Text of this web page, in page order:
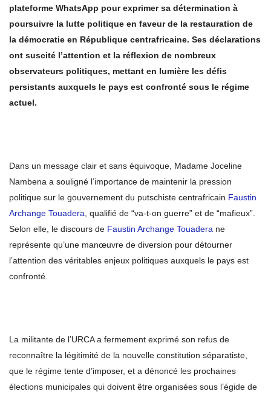
plateforme WhatsApp pour exprimer sa détermination à
poursuivre la lutte politique en faveur de la restauration de
la démocratie en République centrafricaine. Ses déclarations
ont suscité l’attention et la réflexion de nombreux
observateurs politiques, mettant en lumière les défis
persistants auxquels le pays est confronté sous le régime
actuel.
Dans un message clair et sans équivoque, Madame Joceline
Nambena a souligné l’importance de maintenir la pression
politique sur le gouvernement du putschiste centrafricain Faustin
Archange Touadera, qualifié de “va-t-on guerre” et de “mafieux”.
Selon elle, le discours de Faustin Archange Touadera ne
représente qu’une manœuvre de diversion pour détourner
l’attention des véritables enjeux politiques auxquels le pays est
confronté.
La militante de l’URCA a fermement exprimé son refus de
reconnaître la légitimité de la nouvelle constitution séparatiste,
que le régime tente d’imposer, et a dénoncé les prochaines
élections municipales qui doivent être organisées sous l’égide de